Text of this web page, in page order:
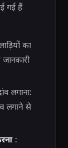
गई हैं
का
लगाना:
लगाने से
: